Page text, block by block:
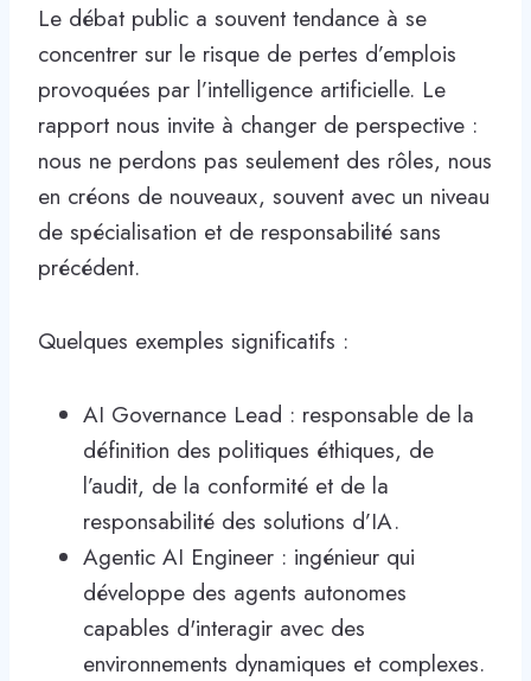
Le débat public a souvent tendance à se
concentrer sur le risque de pertes d’emplois
provoquées par l’intelligence artificielle. Le
rapport nous invite à changer de perspective :
nous ne perdons pas seulement des rôles, nous
en créons de nouveaux, souvent avec un niveau
de spécialisation et de responsabilité sans
précédent.
Quelques exemples significatifs :
AI Governance Lead : responsable de la
définition des politiques éthiques, de
l’audit, de la conformité et de la
responsabilité des solutions d’IA.
Agentic AI Engineer : ingénieur qui
développe des agents autonomes
capables d'interagir avec des
environnements dynamiques et complexes.